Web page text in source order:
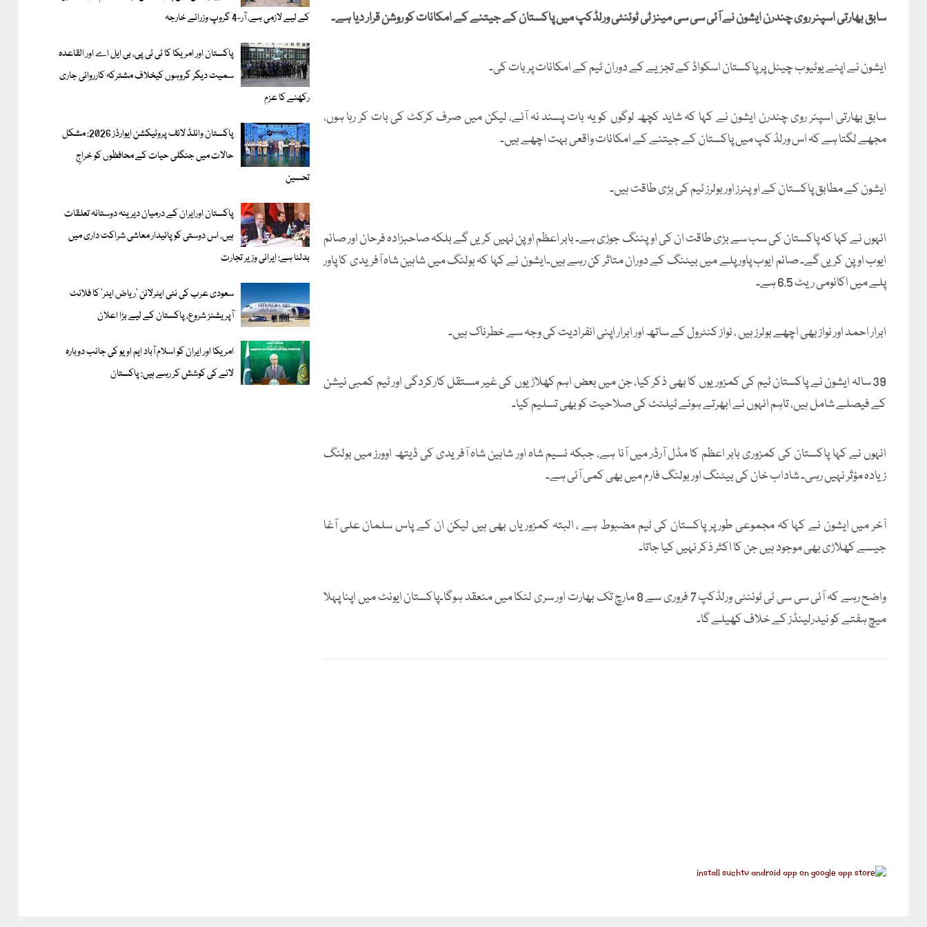
سابق بھارتی اسپنر روی چندرن ایشون نے آئی سی سی مینز ٹی ٹوئنٹی ورلڈکپ میں پاکستان کے جیتنے کے امکانات کو روشن قرار دیا ہے۔
ایشون نے اپنے یوٹیوب چینل پر پاکستان اسکواڈ کے تجزیے کے دوران ٹیم کے امکانات پر بات کی۔
سابق بھارتی اسپنر روی چندرن ایشون نے کہا کہ شاید کچھ لوگوں کو یہ بات پسند نہ آئے، لیکن میں صرف کرکٹ کی بات کر رہا ہوں،
مجھے لگتا ہے کہ اس ورلڈ کپ میں پاکستان کے جیتنے کے امکانات واقعی بہت اچھے ہیں۔
ایشون کے مطابق پاکستان کے اوپنرز اور بولرز ٹیم کی بڑی طاقت ہیں۔
انہوں نے کہا کہ پاکستان کی سب سے بڑی طاقت ان کی اوپننگ جوڑی ہے۔ بابر اعظم اوپن نہیں کریں گے بلکہ صاحبزادہ فرحان اور صائم
ایوب اوپن کریں گے۔ صائم ایوب پاور پلے میں بیٹنگ کے دوران متاثر کن رہے ہیں۔ایشون نے کہا کہ بولنگ میں شاہین شاہ آفریدی کا پاور
پلے میں اکانومی ریٹ 6.5 ہے۔
ابرار احمد اور نواز بھی اچھے بولرز ہیں ، نواز کنٹرول کے ساتھ اور ابرار اپنی انفرادیت کی وجہ سے خطرناک ہیں۔
39 سالہ ایشون نے پاکستان ٹیم کی کمزوریوں کا بھی ذکر کیا، جن میں بعض اہم کھلاڑیوں کی غیر مستقل کارکردگی اور ٹیم کمبی نیشن
کے فیصلے شامل ہیں، تاہم انہوں نے ابھرتے ہوئے ٹیلنٹ کی صلاحیت کو بھی تسلیم کیا۔
انہوں نے کہا پاکستان کی کمزوری بابر اعظم کا مڈل آرڈر میں آنا ہے، جبکہ نسیم شاہ اور شاہین شاہ آفریدی کی ڈیتھ اوورز میں بولنگ
زیادہ مؤثر نہیں رہی۔ شاداب خان کی بیٹنگ اور بولنگ فارم میں بھی کمی آئی ہے۔
آخر میں ایشون نے کہا کہ مجموعی طور پر پاکستان کی ٹیم مضبوط ہے ، البتہ کمزوریاں بھی ہیں لیکن ان کے پاس سلمان علی آغا
جیسے کھلاڑی بھی موجود ہیں جن کا اکثر ذکر نہیں کیا جاتا۔
واضح رہے کہ آئی سی سی ٹی ٹوئنٹی ورلڈکپ 7 فروری سے 8 مارچ تک بھارت اور سری لنکا میں منعقد ہوگا۔پاکستان ایونٹ میں اپنا پہلا
میچ ہفتے کو نیدرلینڈز کے خلاف کھیلے گا۔
کے لیے لازمی ہے، آر-4 گروپ وزرائے خارجہ
پاکستان اور امریکا کا ٹی ٹی پی، بی ایل اے اور القاعدہ
سمیت دیگر گروہوں کیخلاف مشترکہ کارروائی جاری
رکھنے کا عزم
پاکستان وائلڈ لائف پروٹیکشن ایوارڈز 2026: مشکل
حالات میں جنگلی حیات کے محافظوں کو خراجِ
تحسین
پاکستان اورایران کے درمیان دیرینہ دوستانہ تعلقات
ہیں، اس دوستی کوپائیدار معاشی شراکت داری میں
بدلنا ہے: ایرانی وزیر تجارت
سعودی عرب کی نئی ایئرلائن ‘ریاض ایئر’ کا فلائٹ
آپریشنز شروع، پاکستان کے لیے بڑا اعلان
امریکا اور ایران کو اسلام آباد ایم او یو کی جانب دوبارہ
لانے کی کوشش کر رہے ہیں: پاکستان